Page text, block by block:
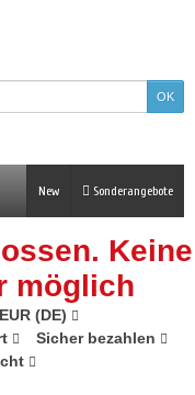
Sonderangebote
New
Keine
möglich
(DE)
Sicher bezahlen